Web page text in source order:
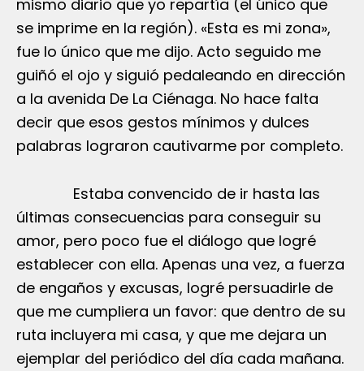
mismo diario que yo repartía (el único que
se imprime en la región). «Esta es mi zona»,
fue lo único que me dijo. Acto seguido me
guiñó el ojo y siguió pedaleando en dirección
a la avenida De La Ciénaga. No hace falta
decir que esos gestos mínimos y dulces
palabras lograron cautivarme por completo.
Estaba convencido de ir hasta las
últimas consecuencias para conseguir su
amor, pero poco fue el diálogo que logré
establecer con ella. Apenas una vez, a fuerza
de engaños y excusas, logré persuadirle de
que me cumpliera un favor: que dentro de su
ruta incluyera mi casa, y que me dejara un
ejemplar del periódico del día cada mañana.